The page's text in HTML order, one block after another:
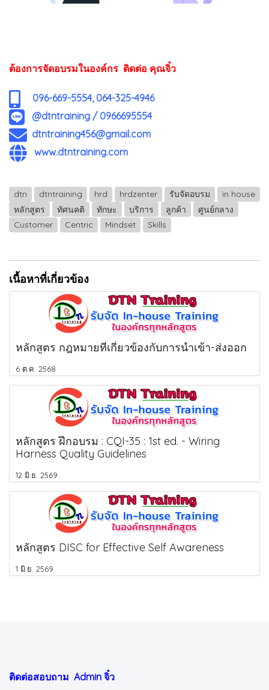
ต้องการจัดอบรมในองค์กร ติดต่อ คุณจิ๋ว
096-669-5554, 064-325-4946
@dtntraining / 0966695554
dtntraining456@gmail.com
www.dtntraining.com
dtn dtntraining hrd hrdzenter รับจัดอบรม
in house
หลักสูตร
ทัศนคติ ทักษะ บริการ ลูกค้า
ศูนย์กลาง
Customer
Centric Mindset Skills
เนื้อหาที่เกี่ยวข้อง
หลักสูตร กฎหมายที่เกี่ยวข้องกับการนำเข้า-ส่งออก
6 ต.ค. 2568
หลักสูตร ฝึกอบรม : CQI-35 : 1st ed. - Wiring
Harness Quality Guidelines
12 มิ.ย. 2569
หลักสูตร DISC for Effective Self Awareness
1 มิ.ย. 2569
ติดต่อสอบถาม Admin จิ๋ว